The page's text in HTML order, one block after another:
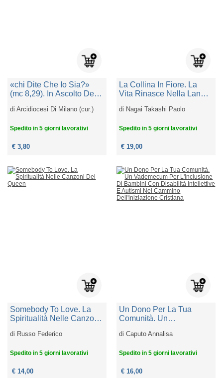
«chi Dite Che Io Sia?»
(mc 8,29). In Ascolto Del
Sussidio Per Gli Incontri
Di Ascolto Della Parola
diArcidiocesi Di Milano (cur.)
Spedito in 5 giorni lavorativi
€ 3,80
La Collina In Fiore. La
Vita Rinasce Nella Landa
di Nagai Takashi Paolo
Spedito in 5 giorni lavorativi
€ 19,00
Somebody To Love. La
Spiritualità Nelle Canzoni
di Russo Federico
Spedito in 5 giorni lavorativi
€ 14,00
Un Dono Per La Tua
Comunità. Un
L'inclusione Di Bambini
E Autismi Nel Cammino
diCaputo Annalisa
Spedito in 5 giorni lavorativi
€ 16,00